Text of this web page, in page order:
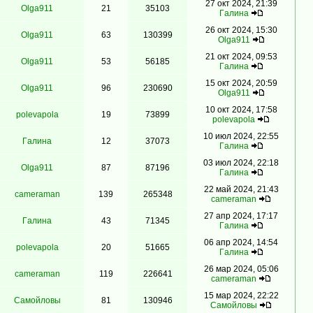
Olga911 21 35103
27 окт 2024, 21:39
Гaлинa
Olga911 63 130399
26 окт 2024, 15:30
Olga911
Olga911 53 56185
21 окт 2024, 09:53
Гaлинa
Olga911 96 230690
15 окт 2024, 20:59
Olga911
polevapola 19 73899
10 окт 2024, 17:58
polevapola
Гaлинa 12 37073
10 июл 2024, 22:55
Гaлинa
Olga911 87 87196
03 июл 2024, 22:18
Гaлинa
cameraman 139 265348
22 май 2024, 21:43
cameraman
Гaлинa 43 71345
27 апр 2024, 17:17
Гaлинa
polevapola 20 51665
06 апр 2024, 14:54
Гaлинa
cameraman 119 226641
26 мар 2024, 05:06
cameraman
Самойловы 81 130946
15 мар 2024, 22:22
Самойловы